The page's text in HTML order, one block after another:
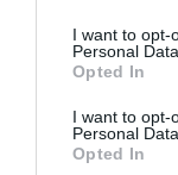
I want to opt-
Personal Data.
Opted In
I want to opt-
Personal
Opted In
mais